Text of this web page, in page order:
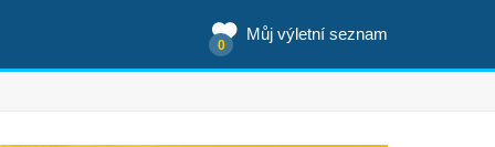
Můj výletní seznam
0